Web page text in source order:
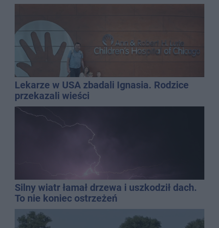
Lekarze w USA zbadali Ignasia. Rodzice
przekazali wieści
Silny wiatr łamał drzewa i uszkodził dach.
To nie koniec ostrzeżeń